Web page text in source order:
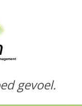
gevoel.